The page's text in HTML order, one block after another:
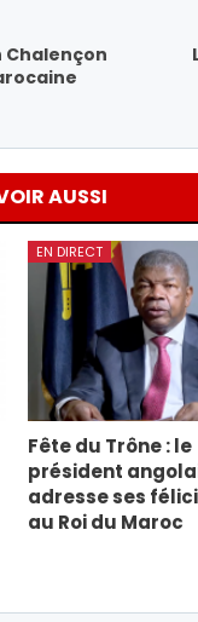
AUSSI
EN DIRECT
Fête du Trône : le
président
adresse ses
au Roi du Maroc